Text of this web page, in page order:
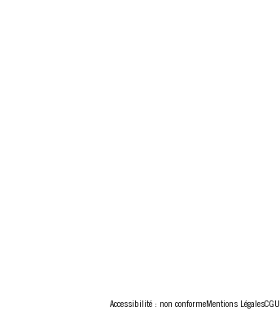
Accessibilité : non conformeMentions LégalesCGU